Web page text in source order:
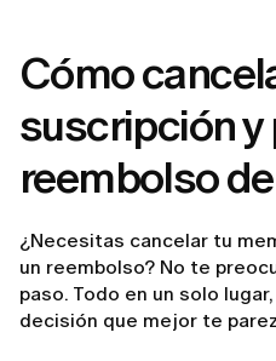
Cómo
suscripción y
reembolso
¿Necesitas cancelar tu
un reembolso? No te
paso. Todo en un solo
decisión que mejor te